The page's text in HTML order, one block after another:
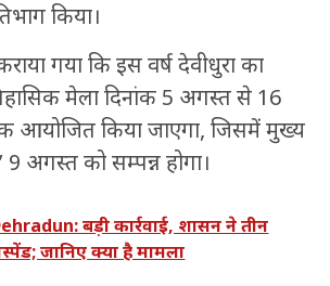
किया।
गया कि इस वर्ष देवीधुरा का
मेला दिनांक 5 अगस्त से 16
आयोजित किया जाएगा, जिसमें मुख्य
अगस्त को सम्पन्न होगा।
बड़ी कार्रवाई, शासन ने तीन
जानिए क्या है मामला